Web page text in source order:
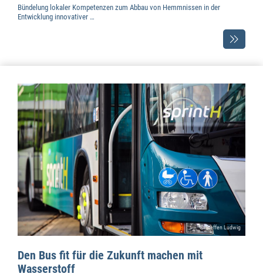
Bündelung lokaler Kompetenzen zum Abbau von Hemmnissen in der
Entwicklung innovativer …
© Steffen Ludwig
Den Bus fit für die Zukunft machen mit
Wasserstoff